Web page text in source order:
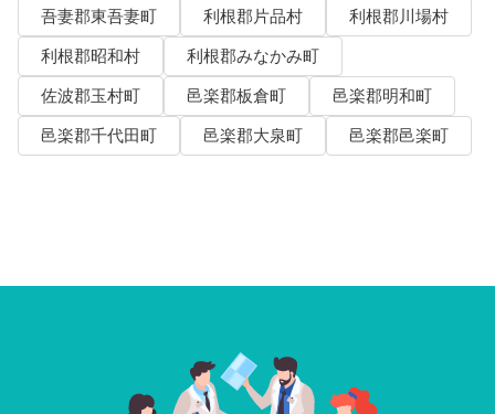
吾妻郡東吾妻町
利根郡片品村
利根郡川場村
利根郡昭和村
利根郡みなかみ町
佐波郡玉村町
邑楽郡板倉町
邑楽郡明和町
邑楽郡千代田町
邑楽郡大泉町 邑楽郡邑楽町